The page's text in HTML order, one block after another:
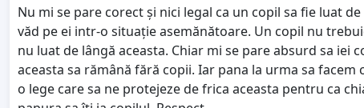
Nu mi se pare corect și nici legal ca un copil sa fie luat
văd pe ei intr-o situație asemănătoare. Un copil nu
nu luat de lângă aceasta. Chiar mi se pare absurd sa
aceasta sa rămână fără copii. Iar pana la urma sa
o lege care sa ne protejeze de frica aceasta pentru ca